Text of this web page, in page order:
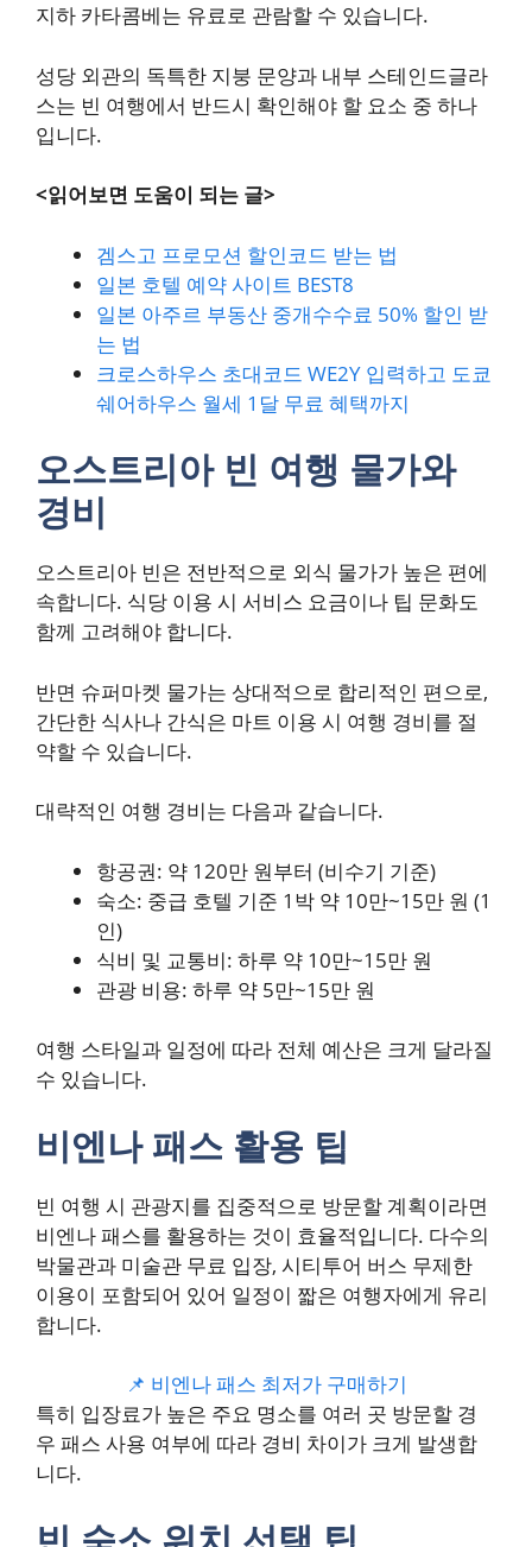
지하 카타콤베는 유료로 관람할 수 있습니다.
성당 외관의 독특한 지붕 문양과 내부 스테인드글라
스는 빈 여행에서 반드시 확인해야 할 요소 중 하나
입니다.
<읽어보면 도움이 되는 글>
겜스고 프로모션 할인코드 받는 법
일본 호텔 예약 사이트 BEST8
일본 아주르 부동산 중개수수료 50% 할인 받
는 법
크로스하우스 초대코드 WE2Y 입력하고 도쿄
쉐어하우스 월세 1달 무료 혜택까지
오스트리아 빈 여행 물가와
경비
오스트리아 빈은 전반적으로 외식 물가가 높은 편에
속합니다. 식당 이용 시 서비스 요금이나 팁 문화도
함께 고려해야 합니다.
반면 슈퍼마켓 물가는 상대적으로 합리적인 편으로,
간단한 식사나 간식은 마트 이용 시 여행 경비를 절
약할 수 있습니다.
대략적인 여행 경비는 다음과 같습니다.
항공권: 약 120만 원부터 (비수기 기준)
숙소: 중급 호텔 기준 1박 약 10만~15만 원 (1
인)
식비 및 교통비: 하루 약 10만~15만 원
관광 비용: 하루 약 5만~15만 원
여행 스타일과 일정에 따라 전체 예산은 크게 달라질
수 있습니다.
비엔나 패스 활용 팁
빈 여행 시 관광지를 집중적으로 방문할 계획이라면
비엔나 패스를 활용하는 것이 효율적입니다. 다수의
박물관과 미술관 무료 입장, 시티투어 버스 무제한
이용이 포함되어 있어 일정이 짧은 여행자에게 유리
합니다.
📌 비엔나 패스 최저가 구매하기
특히 입장료가 높은 주요 명소를 여러 곳 방문할 경
우 패스 사용 여부에 따라 경비 차이가 크게 발생합
니다.